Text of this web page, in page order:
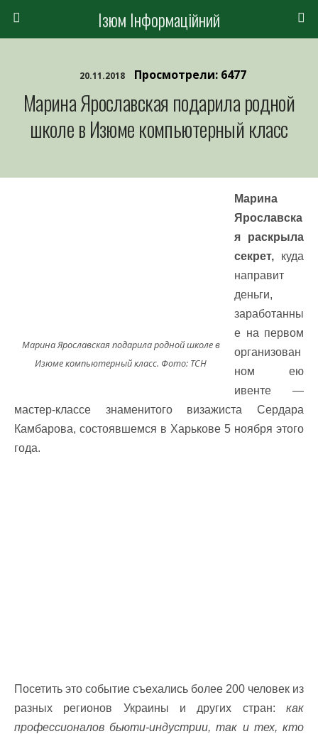
Ізюм Інформаційний
20.11.2018 Просмотрели: 6477
Марина Ярославская подарила родной
школе в Изюме компьютерный класс
Марина Ярославская подарила родной школе в
Изюме компьютерный класс. Фото: ТСН
Марина
Ярославска
я раскрыла
секрет, куда
направит
деньги,
заработанны
е на первом
организован
ном ею
ивенте —
мастер-классе знаменитого визажиста Сердара
Камбарова, состоявшемся в Харькове 5 ноября этого
года.
Посетить это событие съехались более 200 человек из
разных регионов Украины и других стран: как
профессионалов бьюти-индустрии, так и тех, кто